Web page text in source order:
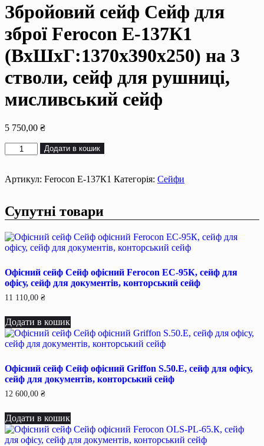
Збройовий сейф Сейф для
зброї Ferocon Е-137К1
(ВxШxГ:1370x390x250) на 3
стволи, сейф для рушниці,
мисливський сейф
5 750,00 ₴
Збройовий
сейф
для
Е-137К1
(ВxШxГ:1370x390x250)
на
3
стволи,
для
рушниці,
мисливський
кількість
Додати в кошик
Артикул: Ferocon Е-137К1 Категорія: Сейфи
Супутні товари
Офісний сейф Сейф офiсний Ferocon ЕС-95К, сейф для
офiсу, сейф для документiв, конторський сейф
11 110,00 ₴
Додати в кошик
Офісний сейф Сейф офiсний Griffon S.50.Е, сейф для офiсу,
сейф для документiв, конторський сейф
12 600,00 ₴
Додати в кошик